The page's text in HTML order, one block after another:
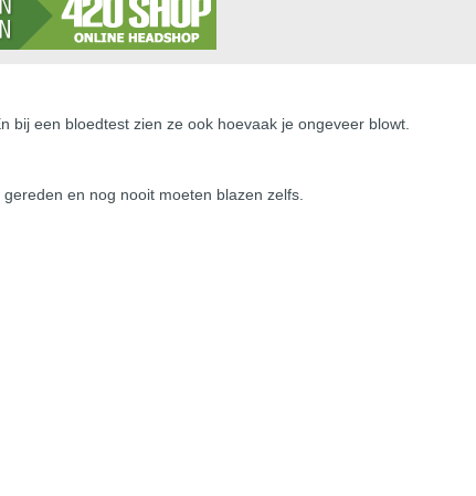
bij een bloedtest zien ze ook hoevaak je ongeveer blowt.
en nog nooit moeten blazen zelfs.